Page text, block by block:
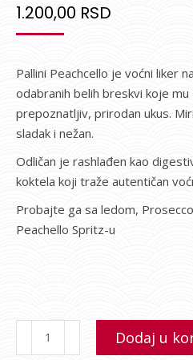
1.200,00 RSD
Pallini Peachcello je voćni liker
odabranih belih breskvi koje
prepoznatljiv, prirodan ukus.
sladak i nežan.
Odličan je rashlađen kao
koktela koji traže autentičan
Probajte ga sa ledom,
Peachello Spritz-u
Dodaj u